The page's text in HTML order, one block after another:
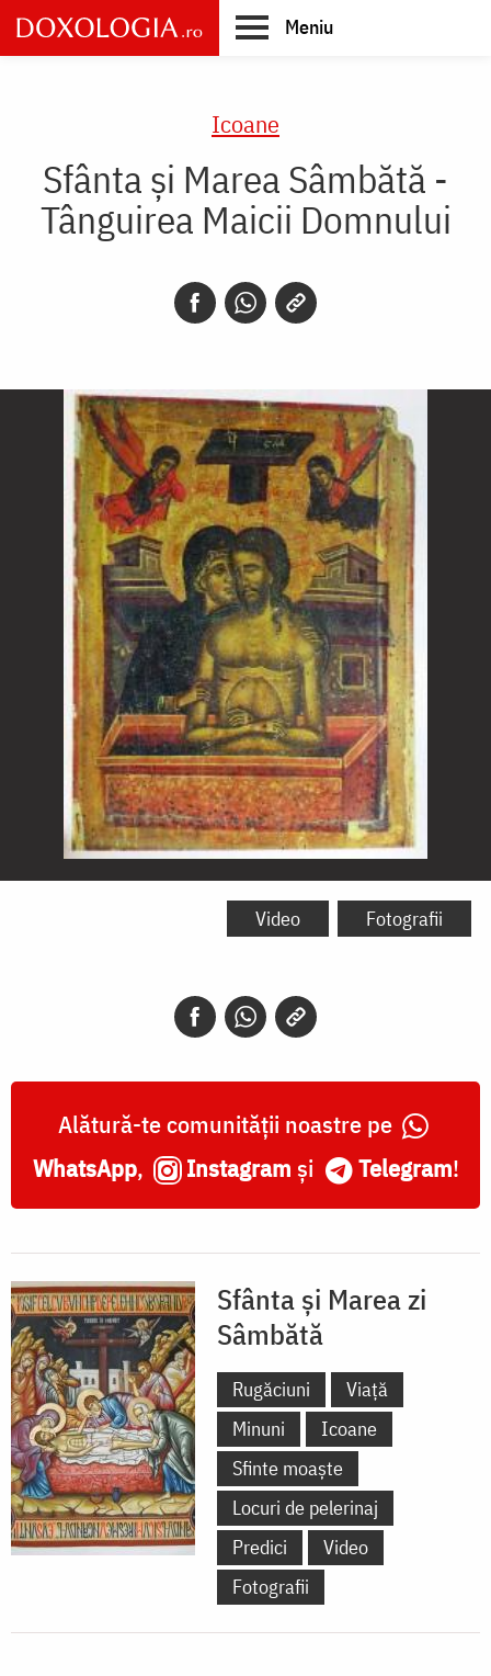
Skip
to
main
Meniu
Icoane
Sfânta și Marea Sâmbătă -
Tânguirea Maicii Domnului
Sfânta
Maicii
Video Fotografii
Alătură-te comunității noastre pe
WhatsApp, Instagram și Telegram!
Sfânta și Marea zi
Sâmbătă
Rugăciuni
Viață
Minuni
Icoane
Sfinte moaște
Locuri de pelerinaj
Predici
Video
Fotografii